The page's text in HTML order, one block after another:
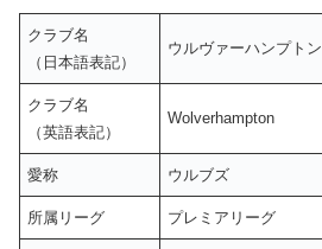
クラブ名
（日本語表記）
ウルヴァーハンプトン
クラブ名
（英語表記）
Wolverhampton
愛称 ウルブズ
所属リーグ プレミアリーグ